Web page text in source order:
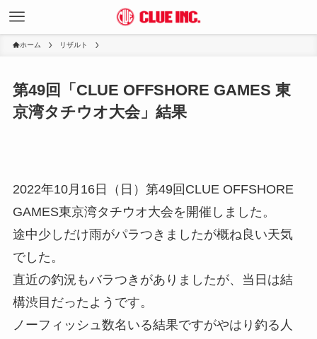
ホーム リザルト
第49回「CLUE OFFSHORE GAMES 東
京湾タチウオ大会」結果
2022年10月16日（日）第49回CLUE OFFSHORE
GAMES東京湾タチウオ大会を開催しました。
途中少しだけ雨がパラつきましたが概ね良い天気
でした。
直近の釣況もバラつきがありましたが、当日は結
構渋目だったようです。
ノーフィッシュ数名いる結果ですがやはり釣る人